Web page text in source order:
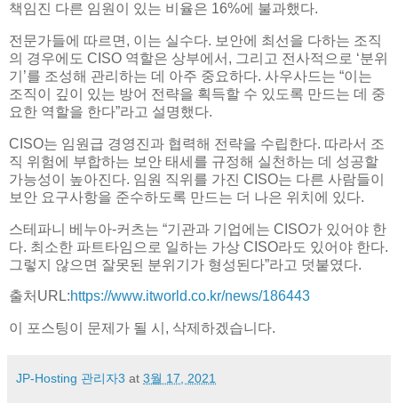
책임진 다른 임원이 있는 비율은 16%에 불과했다.
전문가들에 따르면, 이는 실수다. 보안에 최선을 다하는 조직
의 경우에도 CISO 역할은 상부에서, 그리고 전사적으로 ‘분위
기’를 조성해 관리하는 데 아주 중요하다. 사우사드는 “이는
조직이 깊이 있는 방어 전략을 획득할 수 있도록 만드는 데 중
요한 역할을 한다”라고 설명했다.
CISO는 임원급 경영진과 협력해 전략을 수립한다. 따라서 조
직 위험에 부합하는 보안 태세를 규정해 실천하는 데 성공할
가능성이 높아진다. 임원 직위를 가진 CISO는 다른 사람들이
보안 요구사항을 준수하도록 만드는 더 나은 위치에 있다.
스테파니 베누아-커츠는 “기관과 기업에는 CISO가 있어야 한
다. 최소한 파트타임으로 일하는 가상 CISO라도 있어야 한다.
그렇지 않으면 잘못된 분위기가 형성된다”라고 덧붙였다.
출처URL:https://www.itworld.co.kr/news/186443
이 포스팅이 문제가 될 시, 삭제하겠습니다.
JP-Hosting 관리자3 at 3월 17, 2021